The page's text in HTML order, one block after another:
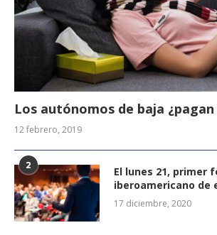
Los autónomos de baja
12 febrero, 2019
2
El lunes 21, primer
iberoamericano de
17 diciembre, 2020